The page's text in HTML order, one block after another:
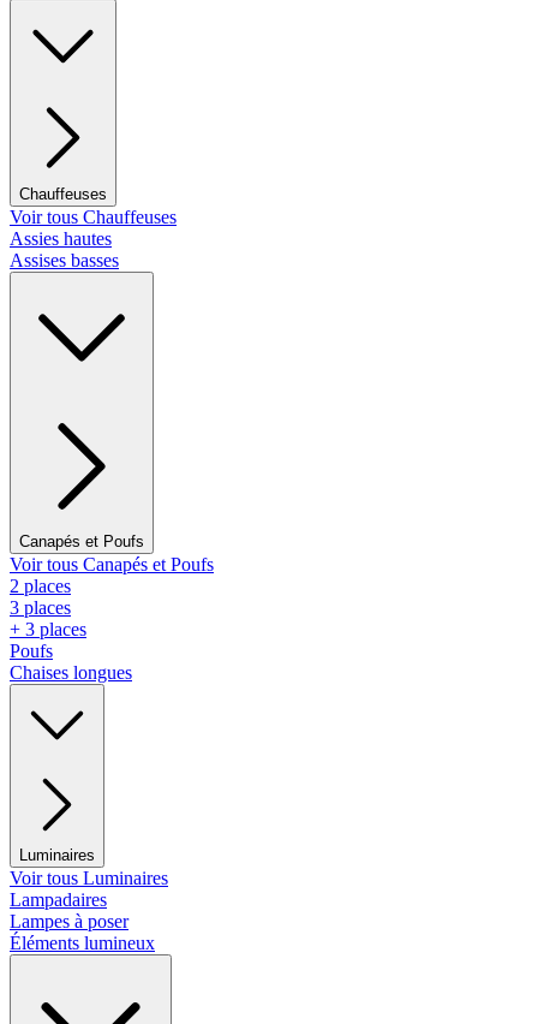
Chauffeuses
Voir tous Chauffeuses
Assies hautes
Assises basses
Canapés et Poufs
Voir tous Canapés et Poufs
2 places
3 places
+ 3 places
Poufs
Chaises longues
Luminaires
Voir tous Luminaires
Lampadaires
Lampes à poser
Éléments lumineux